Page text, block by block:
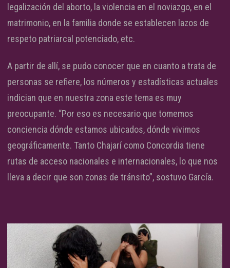
legalización del aborto, la violencia en el noviazgo, en el
matrimonio, en la familia donde se establecen lazos de
respeto patriarcal potenciado, etc.
A partir de allí, se pudo conocer que en cuanto a trata de
personas se refiere, los números y estadísticas actuales
indician que en nuestra zona este tema es muy
preocupante. “Por eso es necesario que tomemos
conciencia dónde estamos ubicados, dónde vivimos
geográficamente. Tanto Chajarí como Concordia tiene
rutas de acceso nacionales e internacionales, lo que nos
lleva a decir que son zonas de tránsito”, sostuvo García.